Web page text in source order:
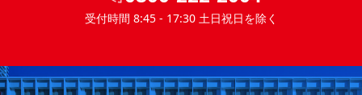
受付時間 8:45 - 17:30 土日祝日を除く